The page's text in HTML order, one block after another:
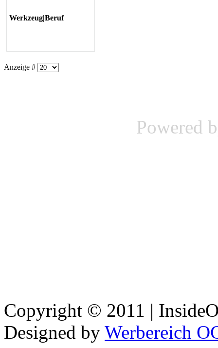
Werkzeug|Beruf
Anzeige #
Powered
Copyright © 2011 |
Designed by Werbereich